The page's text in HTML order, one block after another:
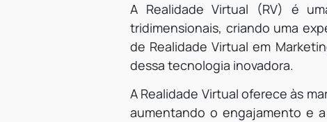
A Realidade Virtual (RV) é
tridimensionais, criando uma
de Realidade Virtual em
dessa tecnologia inovadora.
A Realidade Virtual oferece às
aumentando o engajamento e